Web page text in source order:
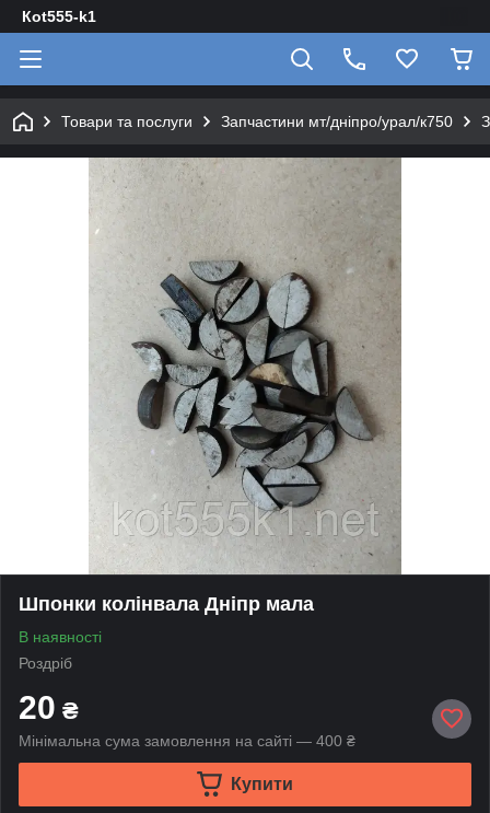
Кot555-k1
Товари та послуги Запчастини мт/дніпро/урал/к750
Шпонки колінвала Дніпр мала
В наявності
Роздріб
20 ₴
Мінімальна сума замовлення на сайті — 400 ₴
Купити